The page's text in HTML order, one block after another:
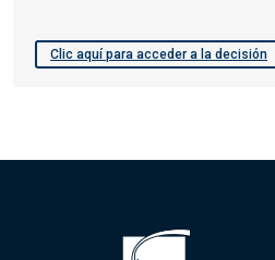
Clic aquí para acceder a la decisión